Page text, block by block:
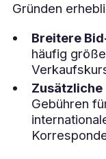
Gründen
Breitere
häufig
Zusätzliche
Gebühren